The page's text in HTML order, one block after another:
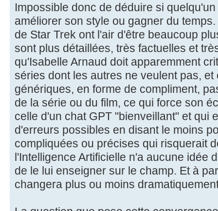
Impossible donc de déduire si
améliorer son style ou gagner du
de Star Trek ont l'air d'être beaucoup
sont plus détaillées, très factuelles et
qu'Isabelle Arnaud doit apparemment
séries dont les autres ne veulent pas,
génériques, en forme de compliment,
de la série ou du film, ce qui force son
celle d'un chat GPT "bienveillant" et qui
d'erreurs possibles en disant le moins
compliquées ou précises qui risquerait
l'Intelligence Artificielle n'a aucune idée
de le lui enseigner sur le champ. Et à
changera plus ou moins